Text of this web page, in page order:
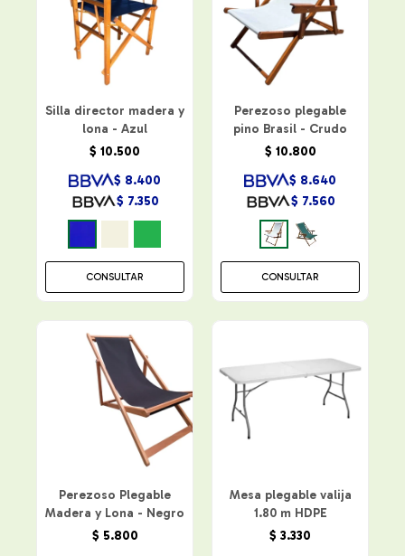
Silla director madera y
lona - Azul
$ 10.500
$ 7.350
$ 8.400
CONSULTAR
Perezoso plegable
pino Brasil - Crudo
$ 10.800
$ 7.560
$ 8.640
CONSULTAR
Perezoso Plegable
Madera y Lona - Negro
$ 5.800
Mesa plegable valija
1.80 m HDPE
$ 3.330